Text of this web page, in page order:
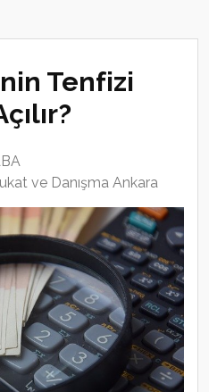
Tenfizi
ve Danışma Ankara